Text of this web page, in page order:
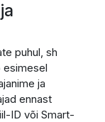
puhul, sh
esimesel
ja
ennast
ID või Smart-